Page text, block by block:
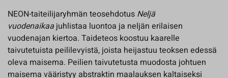
NEON-taiteilijaryhmän teosehdotus Neljä
vuodenaikaa juhlistaa luontoa ja neljän erilaisen
vuodenajan kiertoa. Taideteos koostuu kaarelle
taivutetuista peililevyistä, joista heijastuu teoksen edessä
oleva maisema. Peilien taivutetusta muodosta johtuen
maisema vääristyy abstraktin maalauksen kaltaiseksi